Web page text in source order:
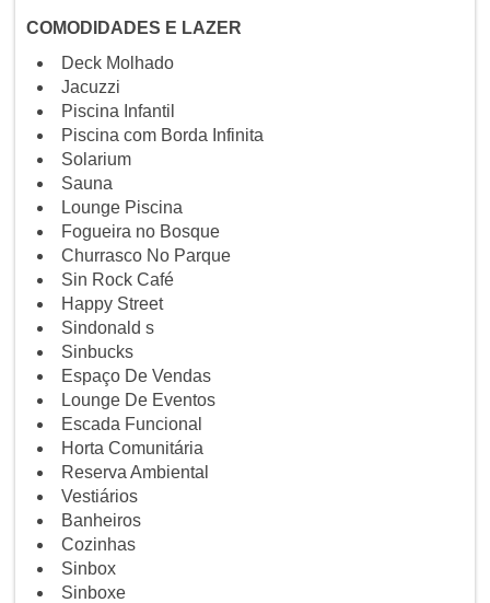
COMODIDADES E LAZER
Deck Molhado
Jacuzzi
Piscina Infantil
Piscina com Borda Infinita
Solarium
Sauna
Lounge Piscina
Fogueira no Bosque
Churrasco No Parque
Sin Rock Café
Happy Street
Sindonald s
Sinbucks
Espaço De Vendas
Lounge De Eventos
Escada Funcional
Horta Comunitária
Reserva Ambiental
Vestiários
Banheiros
Cozinhas
Sinbox
Sinboxe